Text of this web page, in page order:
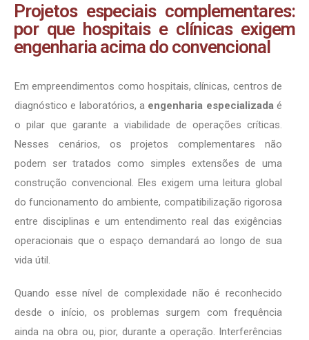
Projetos especiais complementares:
por que hospitais e clínicas exigem
engenharia acima do convencional
Em empreendimentos como hospitais, clínicas, centros de
diagnóstico e laboratórios, a engenharia especializadaé
o pilar que garante a viabilidade de operações críticas.
Nesses cenários, os projetos complementares não
podem ser tratados como simples extensões de uma
construção convencional. Eles exigem uma leitura global
do funcionamento do ambiente, compatibilização rigorosa
entre disciplinas e um entendimento real das exigências
operacionais que o espaço demandará ao longo de sua
vida útil.
Quando esse nível de complexidade não é reconhecido
desde o início, os problemas surgem com frequência
ainda na obra ou, pior, durante a operação. Interferências